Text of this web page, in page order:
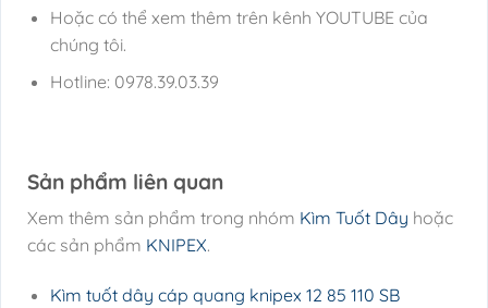
Hoặc có thể xem thêm trên kênh YOUTUBE của
chúng tôi.
Hotline: 0978.39.03.39
Sản phẩm liên quan
Xem thêm sản phẩm trong nhóm Kìm Tuốt Dây hoặc
các sản phẩm KNIPEX.
Kìm tuốt dây cáp quang knipex 12 85 110 SB